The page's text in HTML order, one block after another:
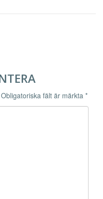
Obligatoriska fält är märkta *